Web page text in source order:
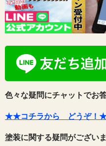
色々な疑問にチャットでお
★★コチラから どうぞ！
塗装に関する疑問がござい